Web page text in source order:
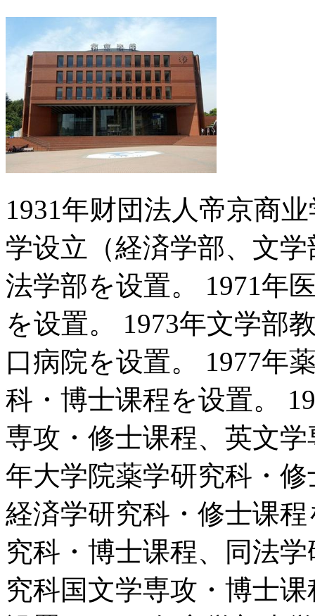
1931年财団法人帝京商
学设立（経済学部、文
法学部を设置。 1971年
を设置。 1973年文学部
口病院を设置。 1977年
科・博士课程を设置。
専攻・修士课程、英文
年大学院薬学研究科・
経済学研究科・修士课
究科・博士课程、同法
究科国文学専攻・博士